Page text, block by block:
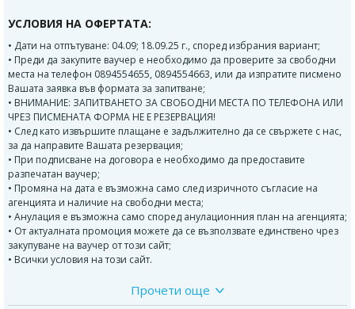
УСЛОВИЯ НА ОФЕРТАТА:
• Дати на отпътуване: 04.09; 18.09.25 г., според избрания вариант;
• Преди да закупите ваучер е необходимо да проверите за свободни
места на телефон 0894554655, 0894554663, или да изпратите писмено
Вашата заявка във формата за запитване;
• ВНИМАНИЕ: ЗАПИТВАНЕТО ЗА СВОБОДНИ МЕСТА ПО ТЕЛЕФОНА ИЛИ
ЧРЕЗ ПИСМЕНАТА ФОРМА НЕ Е РЕЗЕРВАЦИЯ!
• След като извършите плащане е задължително да се свържете с нас,
за да направите Вашата резервация;
• При подписване на договора е необходимо да предоставите
разпечатан ваучер;
• Промяна на дата е възможна само след изричното съгласие на
агенцията и наличие на свободни места;
• Анулация е възможна само според анулационния план на агенцията;
• От актуалната промоция можете да се възползвате единствено чрез
закупуване на ваучер от този сайт;
• Всички условия на този сайт.
Прочети още